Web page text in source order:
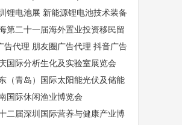
锂电池展 新能源锂电池技术装备
第二十一届海外置业投资移民留
告代理 朋友圈广告代理 抖音广告
国际分析生化及实验室展览会
（青岛）国际太阳能光伏及储能
国际休闲渔业博览会
二届深圳国际营养与健康产业博